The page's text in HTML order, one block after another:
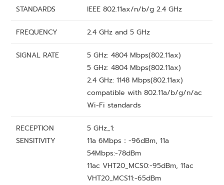
STANDARDS
IEEE 802.11ax/n/b/g 2.4 GHz
FREQUENCY 2.4 GHz and 5 GHz
SIGNAL RATE
5 GHz: 4804 Mbps(802.11ax)
5 GHz: 4804 Mbps(802.11ax)
2.4 GHz: 1148 Mbps(802.11ax)
compatible with 802.11a/b/g/n/ac
Wi-Fi standards
RECEPTION
SENSITIVITY
5 GHz_1:
11a 6Mbps：-96dBm, 11a
54Mbps:-78dBm
11ac VHT20_MCS0:-95dBm, 11ac
VHT20_MCS11:-65dBm